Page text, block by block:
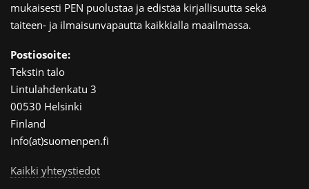
mukaisesti PEN puolustaa ja edistää kirjallisuutta sekä
taiteen- ja ilmaisunvapautta kaikkialla maailmassa.
Postiosoite:
Tekstin talo
Lintulahdenkatu 3
00530 Helsinki
Finland
info(at)suomenpen.fi
Kaikki yhteystiedot